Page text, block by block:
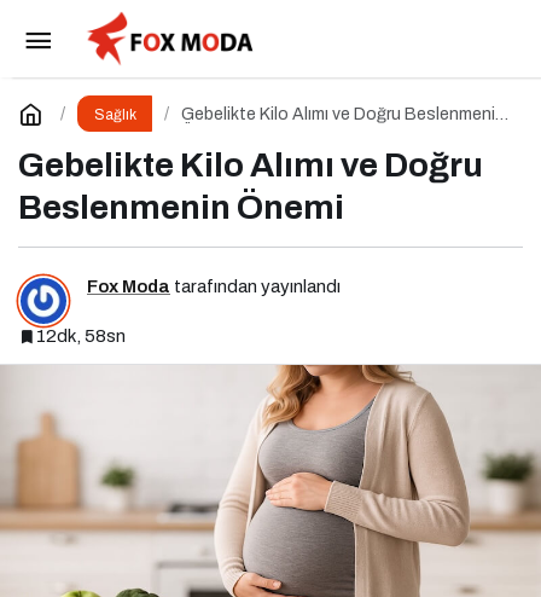
Sağlık
Gebelikte Kilo Alımı ve Doğru Beslenmenin
Gebelikte Kilo Alımı ve Doğru
Beslenmenin Önemi
Fox Moda tarafından yayınlandı
12dk, 58sn
10 Mayıs Sağlık İçin Hareket Et Günü
Yorum Yap